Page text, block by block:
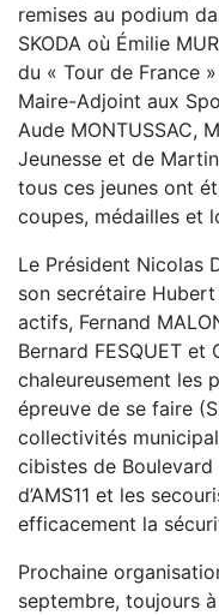
remises au podium
SKODA où Émilie
du « Tour de France
Maire-Adjoint aux
Aude MONTUSSAC,
Jeunesse et de
tous ces jeunes ont
coupes, médailles et
Le Président Nicolas
son secrétaire Hubert
actifs, Fernand
Bernard FESQUET et
chaleureusement les
épreuve de se faire
collectivités
cibistes de
d’AMS11 et les
efficacement la
Prochaine
septembre, toujours